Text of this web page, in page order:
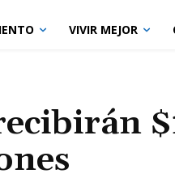
VIVIR MEJOR